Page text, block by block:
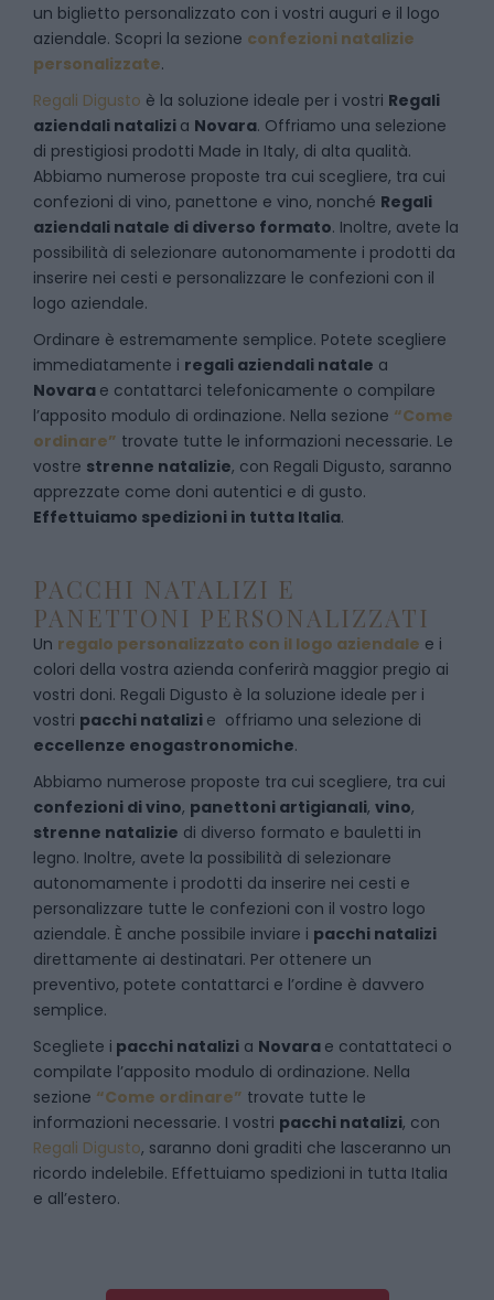
un biglietto personalizzato con i vostri auguri e il logo
aziendale. Scopri la sezione confezioni natalizie
personalizzate.
Regali Digusto è la soluzione ideale per i vostri Regali
aziendali natalizi a Novara. Offriamo una selezione
di prestigiosi prodotti Made in Italy, di alta qualità.
Abbiamo numerose proposte tra cui scegliere, tra cui
confezioni di vino, panettone e vino, nonché Regali
aziendali natale di diverso formato. Inoltre, avete la
possibilità di selezionare autonomamente i prodotti da
inserire nei cesti e personalizzare le confezioni con il
logo aziendale.
Ordinare è estremamente semplice. Potete scegliere
immediatamente i regali aziendali natale a
Novara e contattarci telefonicamente o compilare
l’apposito modulo di ordinazione. Nella sezione “Come
ordinare” trovate tutte le informazioni necessarie. Le
vostre strenne natalizie, con Regali Digusto, saranno
apprezzate come doni autentici e di gusto.
Effettuiamo spedizioni in tutta Italia.
PACCHI NATALIZI E
PANETTONI PERSONALIZZATI
Un regalo personalizzato con il logo aziendale e i
colori della vostra azienda conferirà maggior pregio ai
vostri doni. Regali Digusto è la soluzione ideale per i
vostri pacchi natalizi e offriamo una selezione di
eccellenze enogastronomiche.
Abbiamo numerose proposte tra cui scegliere, tra cui
confezioni di vino, panettoni artigianali, vino,
strenne natalizie di diverso formato e bauletti in
legno. Inoltre, avete la possibilità di selezionare
autonomamente i prodotti da inserire nei cesti e
personalizzare tutte le confezioni con il vostro logo
aziendale. È anche possibile inviare i pacchi natalizi
direttamente ai destinatari. Per ottenere un
preventivo, potete contattarci e l’ordine è davvero
semplice.
Scegliete i pacchi natalizi a Novara e contattateci o
compilate l’apposito modulo di ordinazione. Nella
sezione “Come ordinare” trovate tutte le
informazioni necessarie. I vostri pacchi natalizi, con
Regali Digusto, saranno doni graditi che lasceranno un
ricordo indelebile. Effettuiamo spedizioni in tutta Italia
e all’estero.